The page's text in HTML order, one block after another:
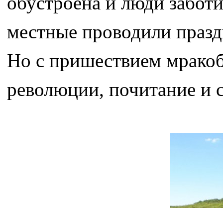
местные проводили
Но с пришествием
революции, почитание и